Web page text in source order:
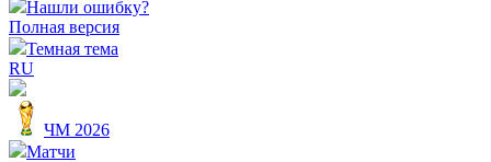
Нашли ошибку?
Полная версия
Темная тема
RU
ЧМ 2026
Матчи